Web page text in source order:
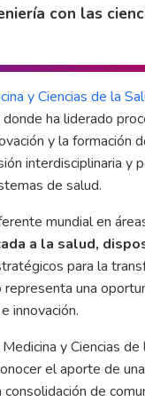
con las
y Ciencias de la
ha liderado
y la formación
interdisciplinaria y
de salud.
mundial en
a la salud,
para la
una
innovación.
y Ciencias
el aporte de
de